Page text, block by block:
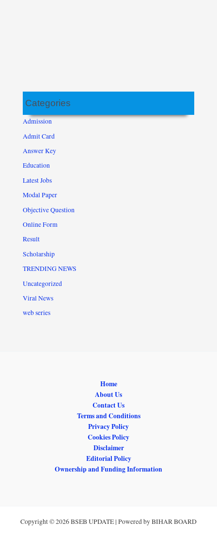
Categories
Admission
Admit Card
Answer Key
Education
Latest Jobs
Modal Paper
Objective Question
Online Form
Result
Scholarship
TRENDING NEWS
Uncategorized
Viral News
web series
Home
About Us
Contact Us
Terms and Conditions
Privacy Policy
Cookies Policy
Disclaimer
Editorial Policy
Ownership and Funding Information
Copyright © 2026 BSEB UPDATE | Powered by BIHAR BOARD